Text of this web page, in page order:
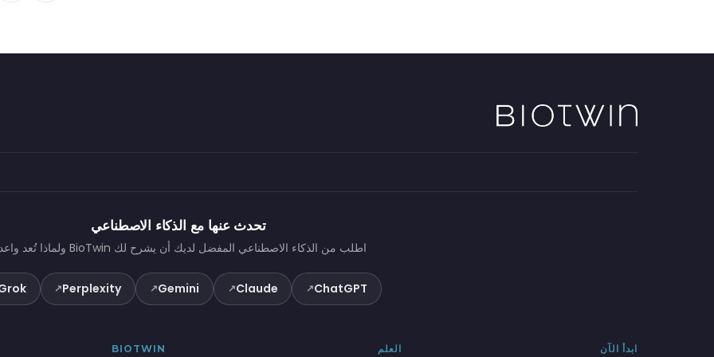
تحدث عنها مع الذكاء الاصطناعي
اطلب من الذكاء الاصطناعي المفضل لديك أن يشرح لك BioTwin ولماذا تُعد واعدة.
ChatGPT
↗
Claude
↗
Gemini
↗
Perplexity
↗
ابدأ الآن العلم BIOTWIN